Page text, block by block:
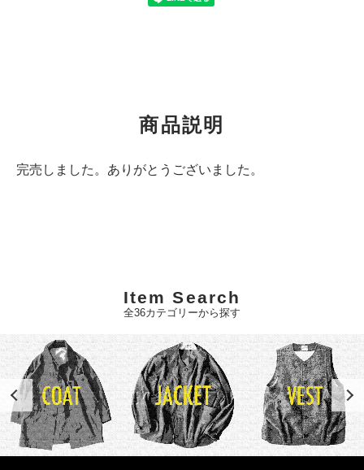
商品説明
完売しました。ありがとうございました。
Item Search
全36カテゴリーから探す